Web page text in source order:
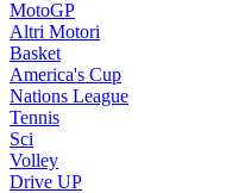
MotoGP
Altri Motori
Basket
America's Cup
Nations League
Tennis
Sci
Volley
Drive UP